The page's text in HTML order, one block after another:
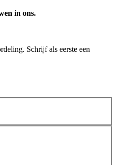
in ons.
Schrijf als eerste een